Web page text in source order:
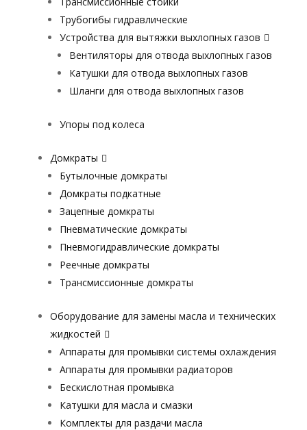
Трубогибы гидравлические
Устройства для вытяжки выхлопных газов
Вентиляторы для отвода выхлопных газов
Катушки для отвода выхлопных газов
Шланги для отвода выхлопных газов
Упоры под колеса
Домкраты
Бутылочные домкраты
Домкраты подкатные
Зацепные домкраты
Пневматические домкраты
Пневмогидравлические домкраты
Реечные домкраты
Трансмиссионные домкраты
Оборудование для замены масла и технических
жидкостей
Аппараты для промывки системы охлаждения
Аппараты для промывки радиаторов
Бескислотная промывка
Катушки для масла и смазки
Комплекты для раздачи масла